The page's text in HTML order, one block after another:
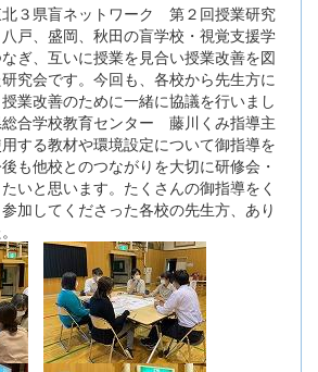
北３県盲ネットワーク 第２回授業研究
戸、盛岡、秋田の盲学校・視覚支援学
ぎ、互いに授業を見合い授業改善を図
究会です。今回も、各校から先生方に
業改善のために一緒に協議を行いまし
合学校教育センター 藤川くみ指導主
する教材や環境設定について御指導を
も他校とのつながりを大切に研修会・
いと思います。たくさんの御指導をく
加してくださった各校の先生方、あり